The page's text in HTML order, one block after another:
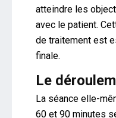
atteindre les
avec le patient.
de traitement est
finale.
Le
La séance elle-
60 et 90 minutes